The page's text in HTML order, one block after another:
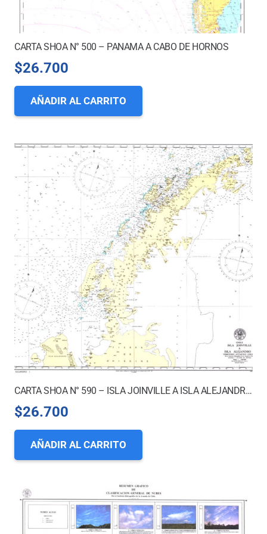
CARTA SHOA N° 500 – PANAMA A CABO DE HORNOS
$26.700
AÑADIR AL CARRITO
CARTA SHOA N° 590 – ISLA JOINVILLE A ISLA ALEJANDRO I.
$26.700
AÑADIR AL CARRITO